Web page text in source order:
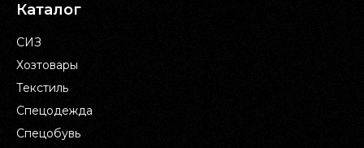
Каталог
СИЗ
Хозтовары
Текстиль
Спецодежда
Спецобувь